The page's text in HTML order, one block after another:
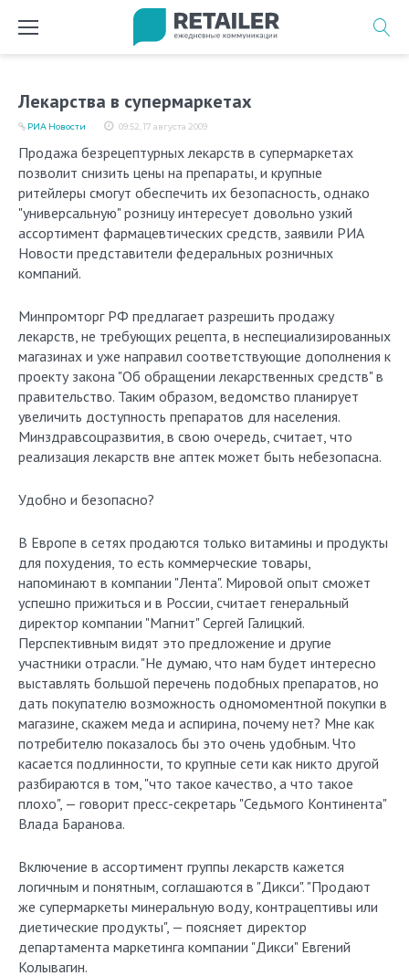
Лекарства в супермаркетах
09:52, 17 августа 2009
РИА Новости
Продажа безрецептурных лекарств в супермаркетах
позволит снизить цены на препараты, и крупные
ритейлеры смогут обеспечить их безопасность, однако
"универсальную" розницу интересует довольно узкий
ассортимент фармацевтических средств, заявили РИА
Новости представители федеральных розничных
компаний.
Минпромторг РФ предлагает разрешить продажу
лекарств, не требующих рецепта, в неспециализированных
магазинах и уже направил соответствующие дополнения к
проекту закона "Об обращении лекарственных средств" в
правительство. Таким образом, ведомство планирует
увеличить доступность препаратов для населения.
Минздравсоцразвития, в свою очередь, считает, что
реализация лекарств вне аптек может быть небезопасна.
Удобно и безопасно?
В Европе в сетях продаются только витамины и продукты
для похудения, то есть коммерческие товары,
напоминают в компании "Лента". Мировой опыт сможет
успешно прижиться и в России, считает генеральный
директор компании "Магнит" Сергей Галицкий.
Перспективным видят это предложение и другие
участники отрасли. "Не думаю, что нам будет интересно
выставлять большой перечень подобных препаратов, но
дать покупателю возможность одномоментной покупки в
магазине, скажем меда и аспирина, почему нет? Мне как
потребителю показалось бы это очень удобным. Что
касается подлинности, то крупные сети как никто другой
разбираются в том, "что такое качество, а что такое
плохо", — говорит пресс-секретарь "Седьмого Континента"
Влада Баранова.
Включение в ассортимент группы лекарств кажется
логичным и понятным, соглашаются в "Дикси". "Продают
же супермаркеты минеральную воду, контрацептивы или
диетические продукты", — поясняет директор
департамента маркетинга компании "Дикси" Евгений
Колывагин.